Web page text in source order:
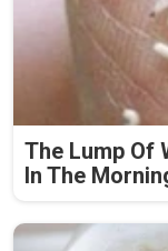
The Lump Of
In The